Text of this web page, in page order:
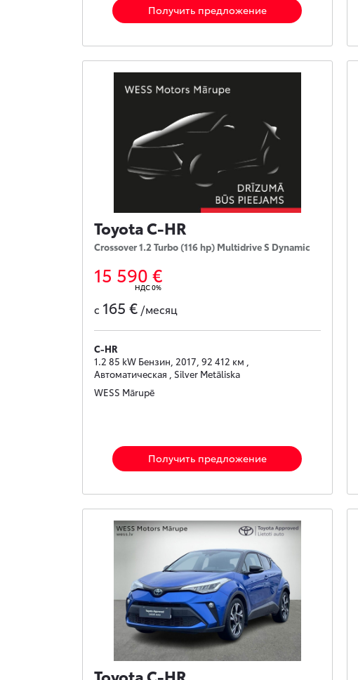
Получить предложение
Toyota C-HR
Crossover 1.2 Turbo (116 hp) Multidrive S Dynamic
15 590 €
НДС 0%
с 165 € /месяц
C-HR
1.2 85 kW Бензин, 2017, 92 412 км ,
Автоматическая , Silver Metāliska
WESS Mārupē
Получить предложение
Toyota C-HR